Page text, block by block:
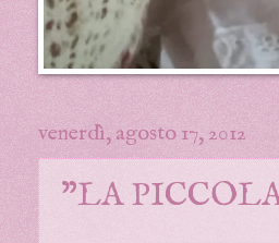
venerdì, agosto 17, 2012
"LA